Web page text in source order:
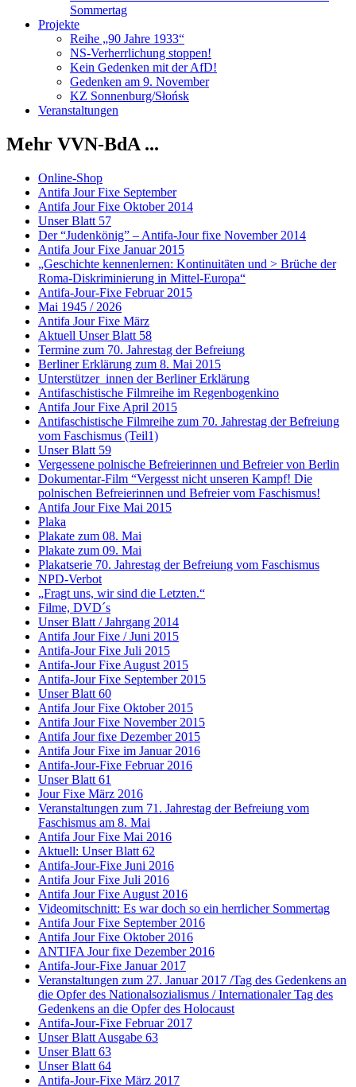
Sommertag
Projekte
Reihe „90 Jahre 1933“
NS-Verherrlichung stoppen!
Kein Gedenken mit der AfD!
Gedenken am 9. November
KZ Sonnenburg/Słońsk
Veranstaltungen
Mehr VVN-BdA ...
Online-Shop
Antifa Jour Fixe September
Antifa Jour Fixe Oktober 2014
Unser Blatt 57
Der “Judenkönig” – Antifa-Jour fixe November 2014
Antifa Jour Fixe Januar 2015
„Geschichte kennenlernen: Kontinuitäten und > Brüche der
Roma-Diskriminierung in Mittel-Europa“
Antifa-Jour-Fixe Februar 2015
Mai 1945 / 2026
Antifa Jour Fixe März
Aktuell Unser Blatt 58
Termine zum 70. Jahrestag der Befreiung
Berliner Erklärung zum 8. Mai 2015
Unterstützer_innen der Berliner Erklärung
Antifaschistische Filmreihe im Regenbogenkino
Antifa Jour Fixe April 2015
Antifaschistische Filmreihe zum 70. Jahrestag der Befreiung
vom Faschismus (Teil1)
Unser Blatt 59
Vergessene polnische Befreierinnen und Befreier von Berlin
Dokumentar-Film “Vergesst nicht unseren Kampf! Die
polnischen Befreierinnen und Befreier vom Faschismus!
Antifa Jour Fixe Mai 2015
Plaka
Plakate zum 08. Mai
Plakate zum 09. Mai
Plakatserie 70. Jahrestag der Befreiung vom Faschismus
NPD-Verbot
„Fragt uns, wir sind die Letzten.“
Filme, DVD´s
Unser Blatt / Jahrgang 2014
Antifa Jour Fixe / Juni 2015
Antifa-Jour Fixe Juli 2015
Antifa-Jour Fixe August 2015
Antifa-Jour Fixe September 2015
Unser Blatt 60
Antifa Jour Fixe Oktober 2015
Antifa Jour Fixe November 2015
Antifa Jour fixe Dezember 2015
Antifa Jour Fixe im Januar 2016
Antifa-Jour-Fixe Februar 2016
Unser Blatt 61
Jour Fixe März 2016
Veranstaltungen zum 71. Jahrestag der Befreiung vom
Faschismus am 8. Mai
Antifa Jour Fixe Mai 2016
Aktuell: Unser Blatt 62
Antifa-Jour-Fixe Juni 2016
Antifa Jour Fixe Juli 2016
Antifa Jour Fixe August 2016
Videomitschnitt: Es war doch so ein herrlicher Sommertag
Antifa Jour Fixe September 2016
Antifa Jour Fixe Oktober 2016
ANTIFA Jour fixe Dezember 2016
Antifa-Jour-Fixe Januar 2017
Veranstaltungen zum 27. Januar 2017 /Tag des Gedenkens an
die Opfer des Nationalsozialismus / Internationaler Tag des
Gedenkens an die Opfer des Holocaust
Antifa-Jour-Fixe Februar 2017
Unser Blatt Ausgabe 63
Unser Blatt 63
Unser Blatt 64
Antifa-Jour-Fixe März 2017